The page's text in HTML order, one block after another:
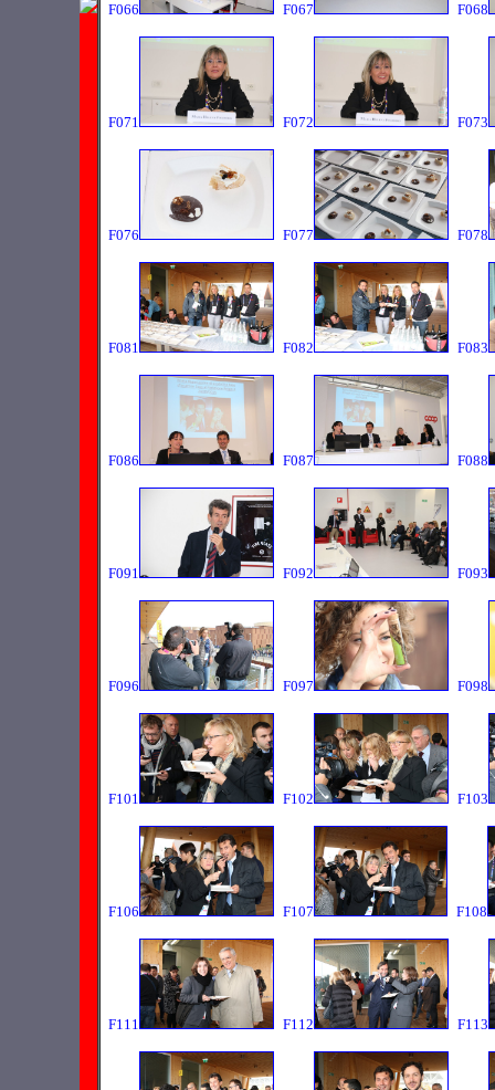
F066 F067 F068
F071 F072 F073
F076 F077 F078
F081 F082 F083
F086 F087 F088
F091 F092 F093
F096 F097 F098
F101 F102 F103
F106 F107 F108
F111 F112 F113